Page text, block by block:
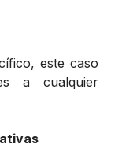
este caso
a cualquier